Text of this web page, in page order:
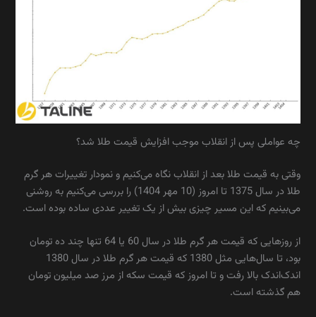
چه عواملی پس از انقلاب موجب افزایش قیمت طلا شد؟
وقتی به قیمت طلا بعد از انقلاب نگاه می‌کنیم و نمودار تغییرات هر گرم
طلا در سال 1375 تا امروز (10 مهر 1404) را بررسی می‌کنیم به ‌روشنی
می‌بینیم که این مسیر چیزی بیش از یک تغییر عددی ساده بوده است.
از روزهایی که قیمت هر گرم طلا در سال 60 یا 64 تنها چند ده تومان
بود، تا سال‌هایی مثل 1380 که قیمت‌ هر گرم طلا در سال 1380
اندک‌اندک بالا رفت و تا امروز که قیمت سکه از مرز صد میلیون تومان
هم گذشته است.